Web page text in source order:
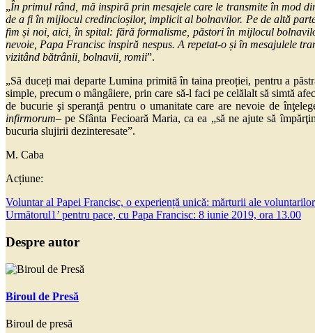
„În primul rând, mă inspiră prin mesajele care le transmite în mod
de a fi în mijlocul credincioșilor, implicit al bolnavilor. Pe de altă
fim și noi, aici, în spital: fără formalisme, păstori în mijlocul
nevoie, Papa Francisc inspiră nespus. A repetat-o și în mesajulele
vizitând bătrânii, bolnavii, romii”.
„Să duceți mai departe Lumina primită în taina preoției, pentru a
simple, precum o mângâiere, prin care să-l faci pe celălalt să simtă
de bucurie şi speranţă pentru o umanitate care are nevoie de
infirmorum– pe Sfânta Fecioară Maria, ca ea „să ne ajute să
bucuria slujirii dezinteresate”.
M. Caba
Acțiune:
Voluntar al Papei Francisc, o experiență unică: mărturii ale
Următorul1’ pentru pace, cu Papa Francisc: 8 iunie 2019, ora 13.00
Despre autor
Biroul de Presă
Biroul de presă